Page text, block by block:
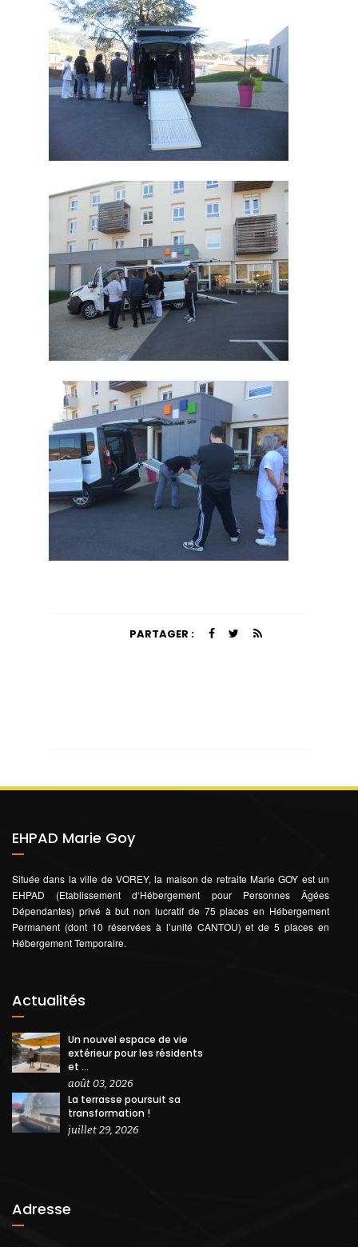
PARTAGER :
EHPAD Marie Goy
Située dans la ville de VOREY, la maison de retraite Marie GOY est un
EHPAD (Etablissement d‘Hébergement pour Personnes Âgées
Dépendantes) privé à but non lucratif de 75 places en Hébergement
Permanent (dont 10 réservées à l’unité CANTOU) et de 5 places en
Hébergement Temporaire.
Actualités
Un nouvel espace de vie
extérieur pour les résidents
et ...
août 03, 2026
La terrasse poursuit sa
transformation !
juillet 29, 2026
Adresse